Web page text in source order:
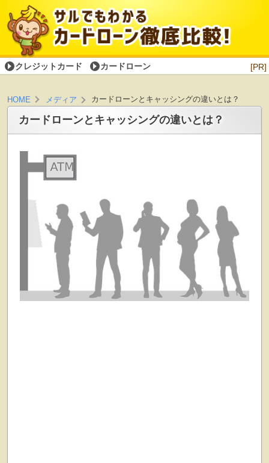
[PR]
クレジットカード カードローン
HOME メディア カードローンとキャッシングの違いとは？
カードローンとキャッシングの違いとは？